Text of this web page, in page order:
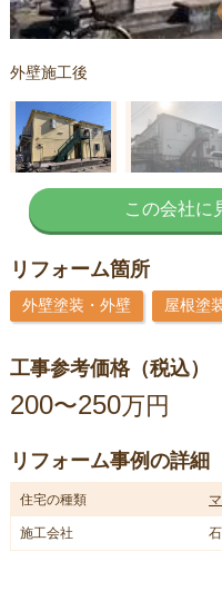
外壁施工後
この会社に
リフォーム箇所
外壁塗装・外壁 屋根塗
工事参考価格（税込）
200〜250万円
リフォーム事例の詳細
住宅の種類
施工会社